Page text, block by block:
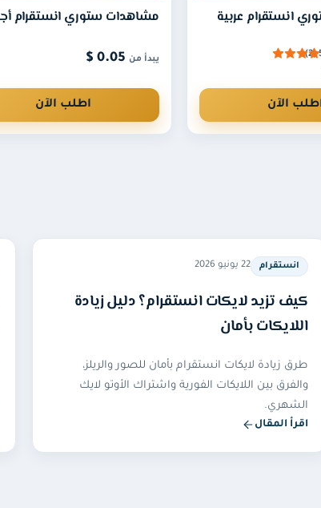
انستقرام عربية
الآن
مشاهدات ستوري انستقرام
يبدأ من
اطلب الآن
انستقرام 22 يونيو 2026
كيف تزيد لايكات انستقرام؟ دليل زيادة
اللايكات بأمان
طرق زيادة لايكات انستقرام بأمان للصور والريلز،
والفرق بين اللايكات الفورية واشتراك الأوتو لايك
الشهري.
اقرأ المقال
— كيف تزيد لايكات انستقرام؟ دليل زيادة اللايكات بأمان